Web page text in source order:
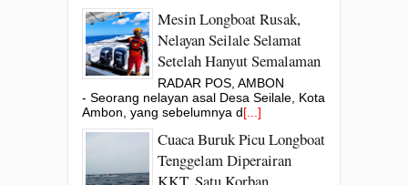
Mesin Longboat Rusak,
Nelayan Seilale Selamat
Setelah Hanyut Semalaman
RADAR POS, AMBON
- Seorang nelayan asal Desa Seilale, Kota
Ambon, yang sebelumnya d[...]
Cuaca Buruk Picu Longboat
Tenggelam Diperairan
KKT, Satu Korban